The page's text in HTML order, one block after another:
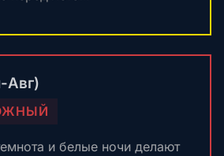
и белые ночи делают